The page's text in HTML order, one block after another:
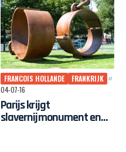
FRANCOIS HOLLANDE
FRANKRIJK
04-07-16
Parijs krijgt
slavernijmonument en